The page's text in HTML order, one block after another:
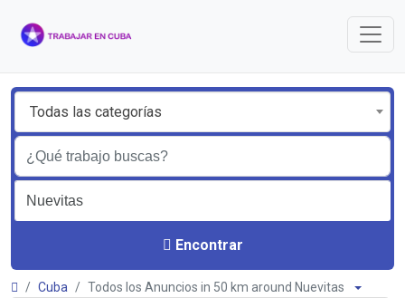
Todas las categorías
Encontrar
Cuba Todos los Anuncios in 50 km around Nuevitas